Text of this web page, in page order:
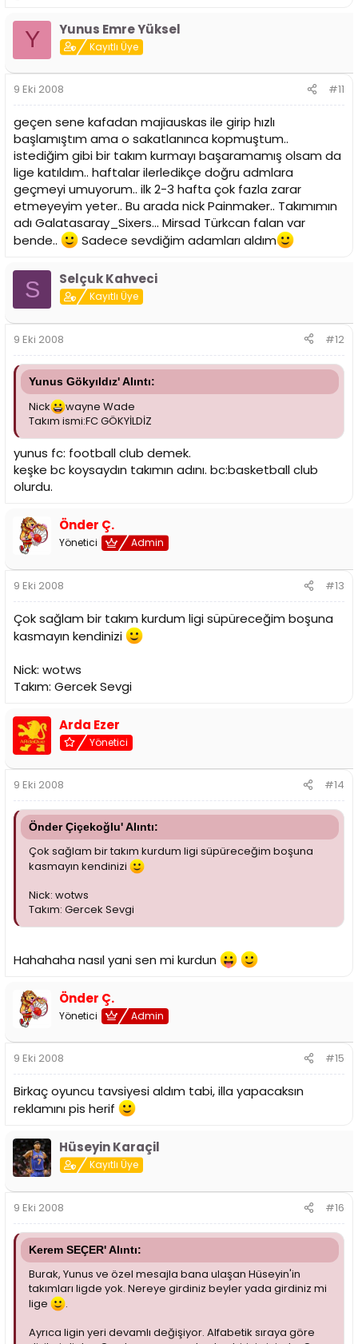
Y Yunus Emre Yüksel
Kayıtlı Üye
9 Eki 2008 #11
geçen sene kafadan majiauskas ile girip hızlı
başlamıştım ama o sakatlanınca kopmuştum..
istediğim gibi bir takım kurmayı başaramamış olsam da
lige katıldım.. haftalar ilerledikçe doğru admlara
geçmeyi umuyorum.. ilk 2-3 hafta çok fazla zarar
etmeyeyim yeter.. Bu arada nick Painmaker.. Takımımın
adı Galatasaray_Sixers... Mirsad Türkcan falan var
bende..
Sadece sevdiğim adamları aldım
S Selçuk Kahveci
Kayıtlı Üye
9 Eki 2008 #12
Yunus Gökyıldız' Alıntı:
Nick
wayne Wade
Takım ismi:FC GÖKYİLDİZ
yunus fc: football club demek.
keşke bc koysaydın takımın adını. bc:basketball club
olurdu.
Önder Ç.
Yönetici Admin
9 Eki 2008 #13
Çok sağlam bir takım kurdum ligi süpüreceğim boşuna
kasmayın kendinizi
Nick: wotws
Takım: Gercek Sevgi
Arda Ezer
Yönetici
9 Eki 2008 #14
Önder Çiçekoğlu' Alıntı:
Çok sağlam bir takım kurdum ligi süpüreceğim boşuna
kasmayın kendinizi
Nick: wotws
Takım: Gercek Sevgi
Hahahaha nasıl yani sen mi kurdun
Önder Ç.
Yönetici Admin
9 Eki 2008 #15
Birkaç oyuncu tavsiyesi aldım tabi, illa yapacaksın
reklamını pis herif
Hüseyin Karaçil
Kayıtlı Üye
9 Eki 2008 #16
Kerem SEÇER' Alıntı:
Burak, Yunus ve özel mesajla bana ulaşan Hüseyin'in
takımları ligde yok. Nereye girdiniz beyler yada girdiniz mi
lige
.
Ayrıca ligin yeri devamlı değişiyor. Alfabetik sıraya göre